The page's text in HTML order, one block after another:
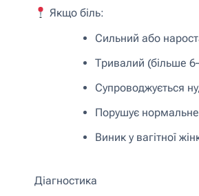
Якщо біль:
Сильний або
Тривалий (більше
Супроводжується
Порушує нормальне
Виник у вагітної
Діагностика